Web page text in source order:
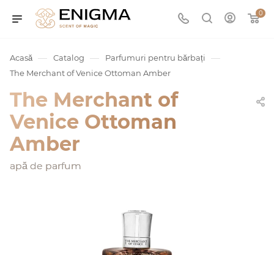
0
Acasă — Catalog — Parfumuri pentru bărbați —
The Merchant of Venice Ottoman Amber
The Merchant of
Venice Ottoman
Amber
apă de parfum